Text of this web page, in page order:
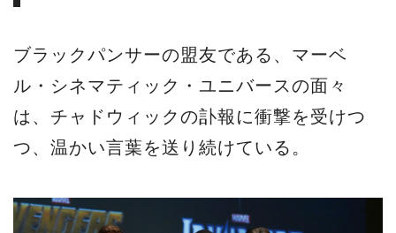
ブラックパンサーの盟友である、マーベ
ル・シネマティック・ユニバースの面々
は、チャドウィックの訃報に衝撃を受けつ
つ、温かい言葉を送り続けている。